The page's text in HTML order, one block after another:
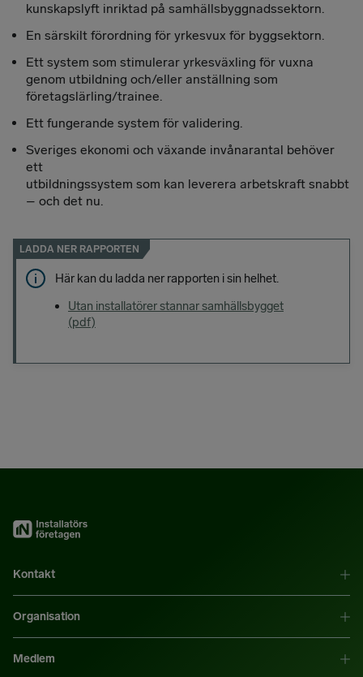
kunskapslyft inriktad på samhällsbyggnadssektorn.
En särskilt förordning för yrkesvux för byggsektorn.
Ett system som stimulerar yrkesväxling för vuxna
genom utbildning och/eller anställning som
företagslärling/trainee.
Ett fungerande system för validering.
Sveriges ekonomi och växande invånarantal behöver
ett
utbildningssystem som kan leverera arbetskraft snabbt
– och det nu.
LADDA NER RAPPORTEN
Här kan du ladda ner rapporten i sin helhet.
Utan installatörer stannar samhällsbygget
(pdf)
Kontakt
Organisation
Medlem